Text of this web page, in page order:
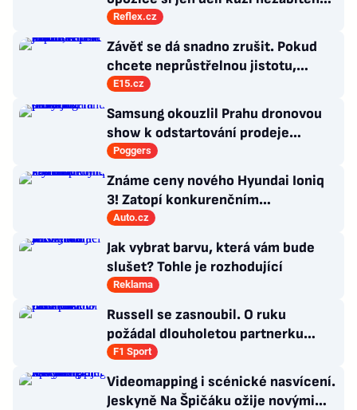
medvěda, systém ale nespraví
Reflex.cz
Závěť se dá snadno zrušit. Pokud
chcete neprůstřelnou jistotu,
sepište tento dokument
E15.cz
Samsung okouzlil Prahu dronovou
show k odstartování prodeje
nových produktů
Poggers
Známe ceny nového Hyundai Ioniq
3! Zatopí konkurenčním
hatchbackům?
Auto.cz
Jak vybrat barvu, která vám bude
slušet? Tohle je rozhodující
Reklama
Russell se zasnoubil. O ruku
požádal dlouholetou partnerku
Carmen
F1 Sport
Videomapping i scénické nasvícení.
Jeskyně Na Špičáku ožije novými